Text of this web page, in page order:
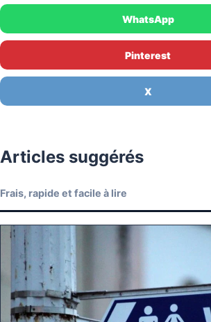
WhatsApp
Pinterest
X
Articles suggérés
Frais, rapide et facile à lire